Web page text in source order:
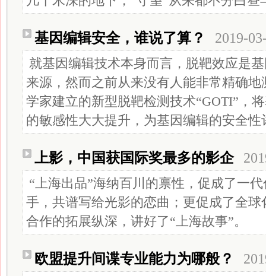
基因编辑安全，谁说了算？ 2019-
就基因编辑技术本身而言，脱靶效应是
来源，然而之前从来没有人能非常精确
学家建立的新型脱靶检测技术“GOTI”，
的敏感性大大提升，为基因编辑的安全
上影，中国获国际奖最多的影企
“上海出品”海纳百川的禀性，促成了一
手，共谱写给光影的恋曲；更促成了全
合作的拓展纵深，讲好了“上海故事”。
欧盟提升间谍专业能力为哪般？